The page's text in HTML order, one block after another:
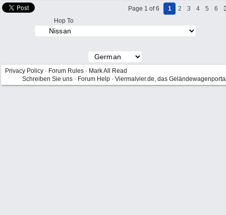
Page 1 of 6 1 2 3 4 5
6
Hop To
Privacy Policy · Forum Rules · Mark All Read
Schreiben Sie uns · Forum Help · Viermalvier.de, das